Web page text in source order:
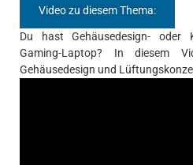
Video zu diesem Thema:
Du hast Gehäusedesign- oder
Gaming-Laptop? In diesem
Gehäusedesign und